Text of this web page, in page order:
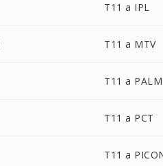
T11 a IPL
T11 a MTV
T11 a PALM
T11 a PCT
T11 a